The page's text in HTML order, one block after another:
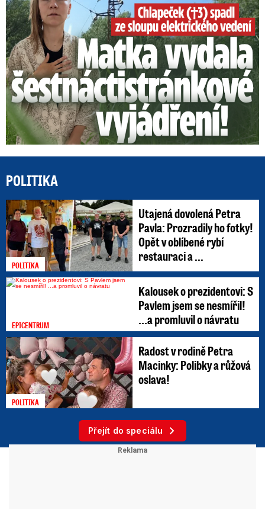
POLITIKA
POLITIKA
Utajená dovolená Petra
Pavla: Prozradily ho fotky!
Opět v oblíbené rybí
restauraci a ...
EPICENTRUM
Kalousek o prezidentovi: S
Pavlem jsem se nesmířil!
...a promluvil o návratu
POLITIKA
Radost v rodině Petra
Macinky: Polibky a růžová
oslava!
Přejít do speciálu